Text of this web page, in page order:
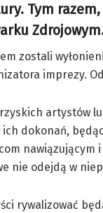
Tym
zostali
imprezy.
artystów
dokonań,
nie odejdą w
rywalizować